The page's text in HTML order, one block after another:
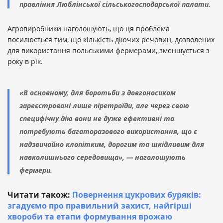
правління Люблінської сільськогосподарської палати.
Агровиробники наголошують, що ця проблема
посилюється тим, що кількість діючих речовин, дозволених
для використання польськими фермерами, зменшується з
року в рік.
«В основному, для боротьби з довгоносиком
зареєстровані лише піретроїди, але через свою
специфічну дію вони не дуже ефективні та
потребують багаторазового використання, що є
надзвичайно клопітким, дорогим та шкідливим для
навколишнього середовища», — наголошують
фермери.
Читати також: Повернення цукрових буряків:
згадуємо про правильний захист, найгірші
хвороби та етапи формування врожаю